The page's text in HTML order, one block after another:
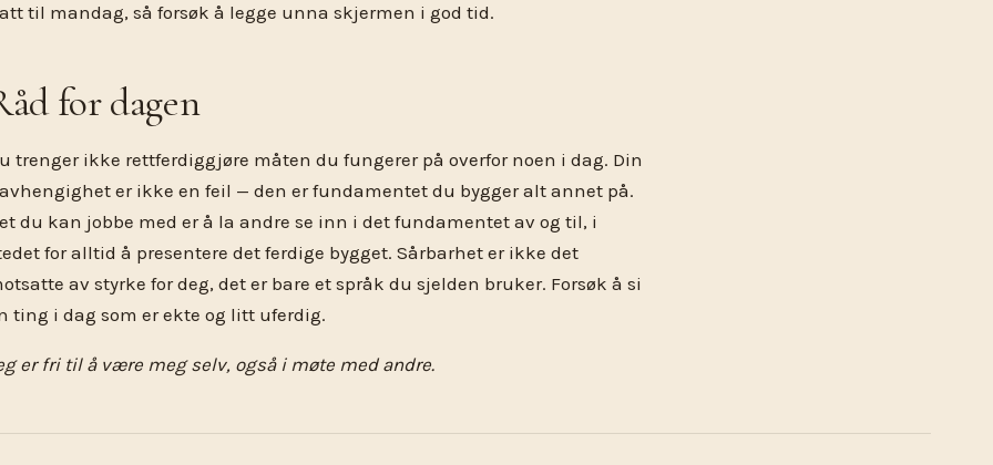
til mandag, så forsøk å legge unna skjermen i god tid.
for dagen
trenger ikke rettferdiggjøre måten du fungerer på overfor noen i dag. Din
er ikke en feil — den er fundamentet du bygger alt annet på.
du kan jobbe med er å la andre se inn i det fundamentet av og til, i
for alltid å presentere det ferdige bygget. Sårbarhet er ikke det
av styrke for deg, det er bare et språk du sjelden bruker. Forsøk å si
ting i dag som er ekte og litt uferdig.
er fri til å være meg selv, også i møte med andre.